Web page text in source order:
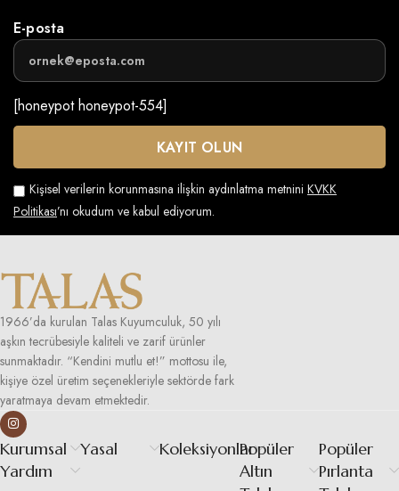
E-posta
[honeypot honeypot-554]
Kişisel verilerin korunmasına ilişkin aydınlatma metnini KVKK
Politikası’nı okudum ve kabul ediyorum.
1966’da kurulan Talas Kuyumculuk, 50 yılı
aşkın tecrübesiyle kaliteli ve zarif ürünler
sunmaktadır. “Kendini mutlu et!” mottosu ile,
kişiye özel üretim seçenekleriyle sektörde fark
yaratmaya devam etmektedir.
Kurumsal
Yardım
Yasal KoleksiyonlarPopüler
Altın
Popüler
Pırlanta